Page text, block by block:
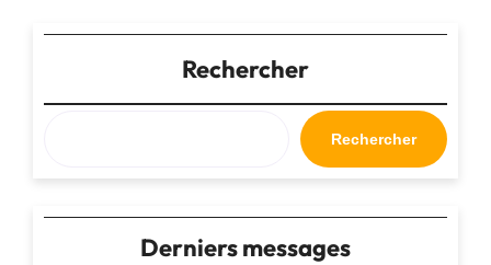
Homme
Voyage
pour
Vos
Aventures"
Rechercher
Rechercher
Derniers messages